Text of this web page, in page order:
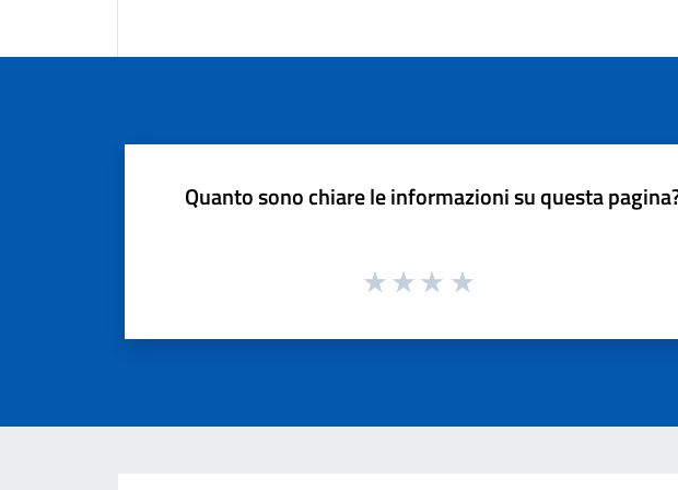
Quanto sono chiare le informazioni su questa